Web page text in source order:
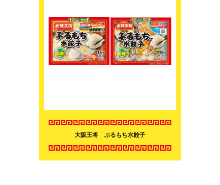
大阪王将 ぷるもち水餃子